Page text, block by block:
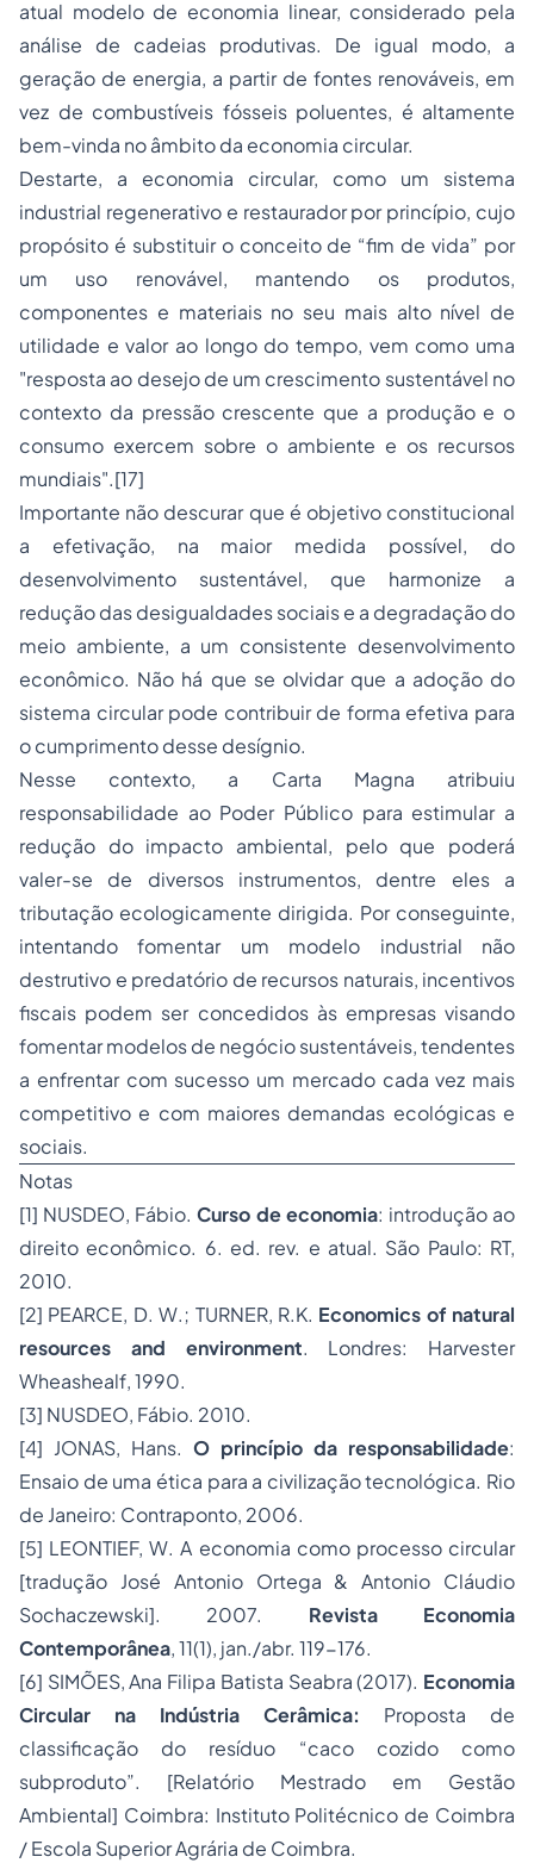
atual modelo de economia linear, considerado pela
análise de cadeias produtivas. De igual modo, a
geração de energia, a partir de fontes renováveis, em
vez de combustíveis fósseis poluentes, é altamente
bem-vinda no âmbito da economia circular.
Destarte, a economia circular, como um sistema
industrial regenerativo e restaurador por princípio, cujo
propósito é substituir o conceito de “fim de vida” por
um uso renovável, mantendo os produtos,
componentes e materiais no seu mais alto nível de
utilidade e valor ao longo do tempo, vem como uma
"resposta ao desejo de um crescimento sustentável no
contexto da pressão crescente que a produção e o
consumo exercem sobre o ambiente e os recursos
mundiais".[17]
Importante não descurar que é objetivo constitucional
a efetivação, na maior medida possível, do
desenvolvimento sustentável, que harmonize a
redução das desigualdades sociais e a degradação do
meio ambiente, a um consistente desenvolvimento
econômico. Não há que se olvidar que a adoção do
sistema circular pode contribuir de forma efetiva para
o cumprimento desse desígnio.
Nesse contexto, a Carta Magna atribuiu
responsabilidade ao Poder Público para estimular a
redução do impacto ambiental, pelo que poderá
valer-se de diversos instrumentos, dentre eles a
tributação ecologicamente dirigida. Por conseguinte,
intentando fomentar um modelo industrial não
destrutivo e predatório de recursos naturais, incentivos
fiscais podem ser concedidos às empresas visando
fomentar modelos de negócio sustentáveis, tendentes
a enfrentar com sucesso um mercado cada vez mais
competitivo e com maiores demandas ecológicas e
sociais.
Notas
[1] NUSDEO, Fábio.Curso de economia: introdução ao
direito econômico. 6. ed. rev. e atual. São Paulo: RT,
2010.
[2] PEARCE, D. W.; TURNER, R.K. Economics of natural
resources and environment. Londres: Harvester
Wheashealf, 1990.
[3] NUSDEO, Fábio. 2010.
[4] JONAS, Hans. O princípio da responsabilidade:
Ensaio de uma ética para a civilização tecnológica. Rio
de Janeiro: Contraponto, 2006.
[5] LEONTIEF, W. A economia como processo circular
[tradução José Antonio Ortega & Antonio Cláudio
Sochaczewski]. 2007. Revista Economia
Contemporânea, 11(1), jan./abr. 119-176.
[6] SIMÕES, Ana Filipa Batista Seabra (2017). Economia
Circular na Indústria Cerâmica: Proposta de
classificação do resíduo “caco cozido como
subproduto”. [Relatório Mestrado em Gestão
Ambiental] Coimbra: Instituto Politécnico de Coimbra
/ Escola Superior Agrária de Coimbra.